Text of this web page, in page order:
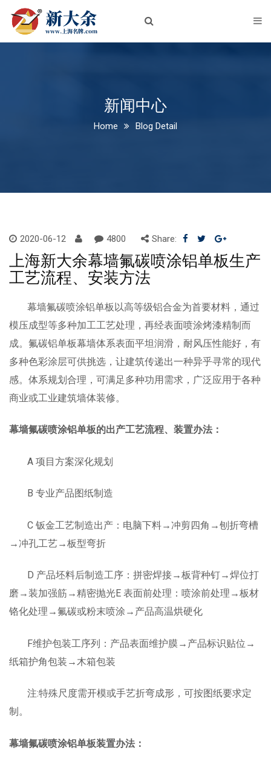
首页
产品中心
铝板
多彩铝板
铝蜂窝板
石头铝板
木纹铝板
大理石铝板
经典案例
体育会展
酒店娱乐
汽车4S店
联系我们
留言信息
新闻中心
Home Blog Detail
2020-06-12 4800 Share:
上海新大余幕墙氟碳喷涂铝单板生产
工艺流程、安装方法
幕墙氟碳喷涂铝单板以高等级铝合金为首要材料，通过
模压成型等多种加工工艺处理，再经表面喷涂烤漆精制而
成。氟碳铝单板幕墙体系表面平坦润滑，耐风压性能好，有
多种色彩涂层可供挑选，让建筑传递出一种异乎寻常的现代
感。体系规划合理，可满足多种功用需求，广泛应用于各种
商业或工业建筑墙体装修。
幕墙氟碳喷涂铝单板的出产工艺流程、装置办法：
A 项目方案深化规划
B 专业产品图纸制造
C 钣金工艺制造出产：电脑下料→冲剪四角→刨折弯槽
→冲孔工艺→板型弯折
D 产品坯料后制造工序：拼密焊接→板背种钉→焊位打
磨→装加强筋→精密抛光E 表面前处理：喷涂前处理→板材
铬化处理→氟碳或粉末喷涂→产品高温烘硬化
F维护包装工序列：产品表面维护膜→产品标识贴位→
纸箱护角包装→木箱包装
注:特殊尺度需开模或手艺折弯成形，可按图纸要求定
制。
幕墙氟碳喷涂铝单板装置办法：